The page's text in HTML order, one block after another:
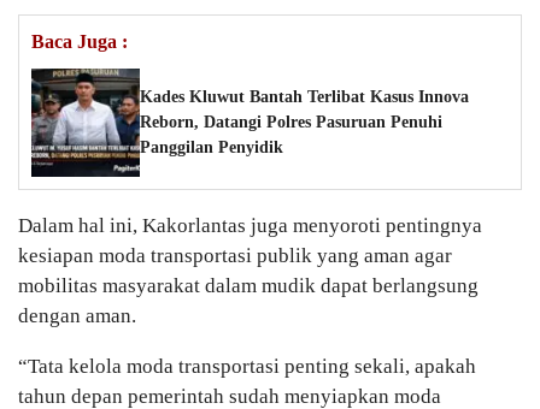
Baca Juga :
Kades Kluwut Bantah Terlibat Kasus Innova
Reborn, Datangi Polres Pasuruan Penuhi
Panggilan Penyidik
Dalam hal ini, Kakorlantas juga menyoroti pentingnya
kesiapan moda transportasi publik yang aman agar
mobilitas masyarakat dalam mudik dapat berlangsung
dengan aman.
“Tata kelola moda transportasi penting sekali, apakah
tahun depan pemerintah sudah menyiapkan moda